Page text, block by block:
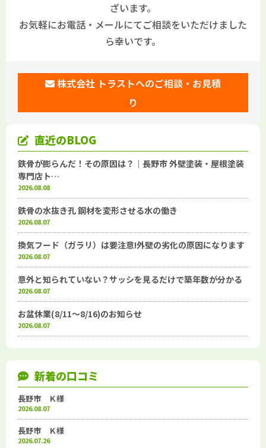
ざいます。
お気軽にお電話・メールにてご相談をいただけました
ら幸いです。
株式会社 トラストへのご相談・お見積
り
直近のBLOG
鉄骨が膨らんだ！その原因は？｜長野市 外壁塗装・屋根塗装
専門店ト…
2026.08.08
鉄骨の水抜き孔 鋼材を変形させる水の働き
2026.08.07
換気フード（ガラリ）は要注意!外壁の劣化の原因になります
2026.08.07
意外と知られていない？サッシを見るだけで築年数が分かる
2026.08.07
お盆休業(8/11～8/16)のお知らせ
2026.08.07
新着の口コミ
長野市 Ｋ様
2026.08.07
長野市 Ｋ様
2026.07.26